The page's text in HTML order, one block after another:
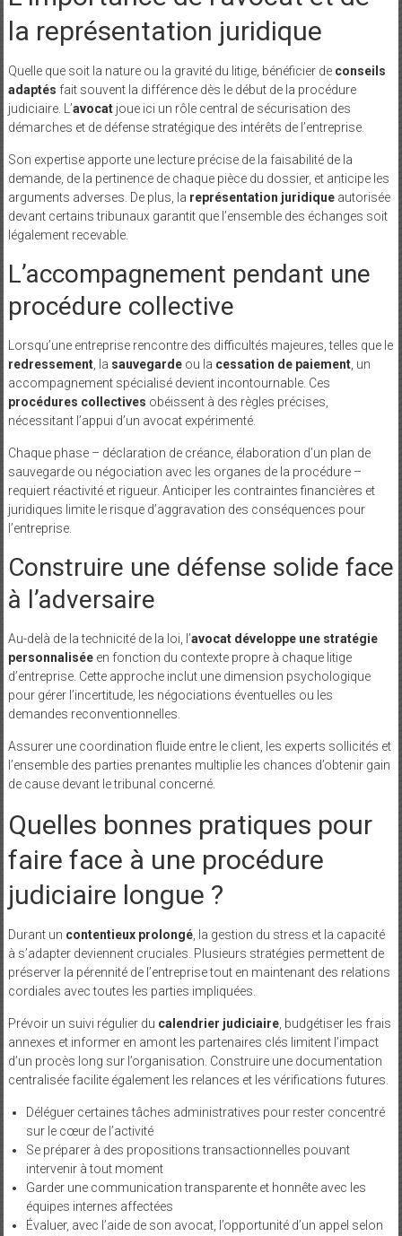
la représentation juridique
Quelle que soit la nature ou la gravité du litige, bénéficier de conseils
adaptés fait souvent la différence dès le début de la procédure
judiciaire. L’avocatjoue ici un rôle central de sécurisation des
démarches et de défense stratégique des intérêts de l’entreprise.
Son expertise apporte une lecture précise de la faisabilité de la
demande, de la pertinence de chaque pièce du dossier, et anticipe les
arguments adverses. De plus, la représentation juridiqueautorisée
devant certains tribunaux garantit que l’ensemble des échanges soit
légalement recevable.
L’accompagnement pendant une
procédure collective
Lorsqu’une entreprise rencontre des difficultés majeures, telles que le
redressement, la sauvegardeou la cessation de paiement, un
accompagnement spécialisé devient incontournable. Ces
procédures collectives obéissent à des règles précises,
nécessitant l’appui d’un avocat expérimenté.
Chaque phase – déclaration de créance, élaboration d’un plan de
sauvegarde ou négociation avec les organes de la procédure –
requiert réactivité et rigueur. Anticiper les contraintes financières et
juridiques limite le risque d’aggravation des conséquences pour
l’entreprise.
Construire une défense solide face
à l’adversaire
Au-delà de la technicité de la loi, l’avocat développe une stratégie
personnaliséeen fonction du contexte propre à chaque litige
d’entreprise. Cette approche inclut une dimension psychologique
pour gérer l’incertitude, les négociations éventuelles ou les
demandes reconventionnelles.
Assurer une coordination fluide entre le client, les experts sollicités et
l’ensemble des parties prenantes multiplie les chances d’obtenir gain
de cause devant le tribunal concerné.
Quelles bonnes pratiques pour
faire face à une procédure
judiciaire longue ?
Durant un contentieux prolongé, la gestion du stress et la capacité
à s’adapter deviennent cruciales. Plusieurs stratégies permettent de
préserver la pérennité de l’entreprise tout en maintenant des relations
cordiales avec toutes les parties impliquées.
Prévoir un suivi régulier du calendrier judiciaire, budgétiser les frais
annexes et informer en amont les partenaires clés limitent l’impact
d’un procès long sur l’organisation. Construire une documentation
centralisée facilite également les relances et les vérifications futures.
Déléguer certaines tâches administratives pour rester concentré
sur le cœur de l’activité
Se préparer à des propositions transactionnelles pouvant
intervenir à tout moment
Garder une communication transparente et honnête avec les
équipes internes affectées
Évaluer, avec l’aide de son avocat, l’opportunité d’un appel selon